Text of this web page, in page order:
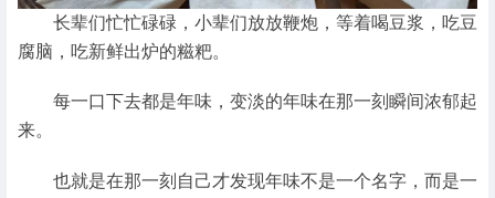
长辈们忙忙碌碌，小辈们放放鞭炮，等着喝豆浆，吃豆
腐脑，吃新鲜出炉的糍粑。
每一口下去都是年味，变淡的年味在那一刻瞬间浓郁起
来。
也就是在那一刻自己才发现年味不是一个名字，而是一